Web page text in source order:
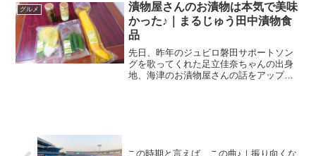
グルメ
漬物屋さんのお漬物は本気で美味
かった♪｜まるじゅう田中漬物食
品
先日、昨年のジュビロ磐田サポートソン
グを歌ってくれた足立佳奈ちゃんの出身
地、海津のお漬物屋さんの話をアップし
この時期と言えば、この曲♪｜振り向くな